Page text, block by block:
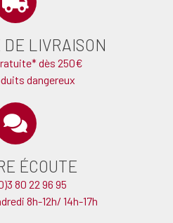
DE LIVRAISON
dès 250€
dangereux
ÉCOUTE
80 22 96 95
8h-12h/ 14h-17h